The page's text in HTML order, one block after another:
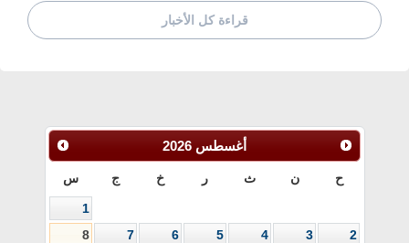
قراءة كل الأخبار
أغسطس 2026
ح ن ث ر خ ج س
1
2
3
4
5
6
7
8